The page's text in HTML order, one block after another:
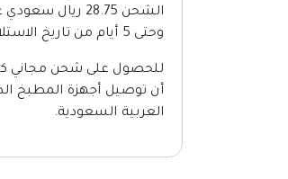
وحتى 5 أيام من تاريخ الاستلام.
أن توصيل أجهزة المطبخ
العربية السعودية.